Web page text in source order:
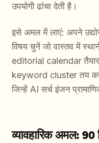
उपयोगी ढांचा देती है।
इसे अमल में लाएं: अपने
विषय चुनें जो वास्तव में
editorial calendar
keyword cluster तय
जिन्हें AI सर्च इंजन
व्यावहारिक अमल: 90